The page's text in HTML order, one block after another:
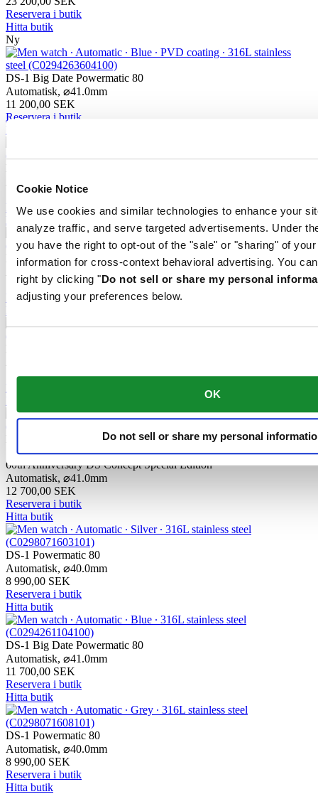
Cookie Notice
We use cookies and similar technologies to enhance your
analyze traffic, and serve targeted advertisements. Under
you have the right to opt-out of the "sale" or "sharing" of
information for cross-context behavioral advertising. You
right by clicking "Do not sell or share my personal
adjusting your preferences below.
OK
Do not sell or share my personal
Reservera i butik
Hitta butik
Ny
DS-1 Big Date Powermatic 80
Automatisk, ⌀41.0mm
11 200,00 SEK
Reservera i butik
Hitta butik
DS-1 Day Date
10 200,00 SEK
Reservera i butik
Hitta butik
DS-1 Skeleton
13 200,00 SEK
Reservera i butik
Hitta butik
DS-1 Skeleton
12 600,00 SEK
Reservera i butik
Hitta butik
DS-1 Big Date Powermatic 80
60th Anniversary DS Concept Special Edition
Automatisk, ⌀41.0mm
12 700,00 SEK
Reservera i butik
Hitta butik
DS-1 Powermatic 80
Automatisk, ⌀40.0mm
8 990,00 SEK
Reservera i butik
Hitta butik
DS-1 Big Date Powermatic 80
Automatisk, ⌀41.0mm
11 700,00 SEK
Reservera i butik
Hitta butik
DS-1 Powermatic 80
Automatisk, ⌀40.0mm
8 990,00 SEK
Reservera i butik
Hitta butik